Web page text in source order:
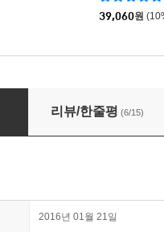
39,060원
ドラゴンボ-ル 超史集
리뷰/한줄평 (6/15)
2016년 01월 21일